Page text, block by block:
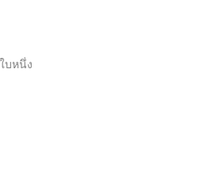
บหนึ่ง